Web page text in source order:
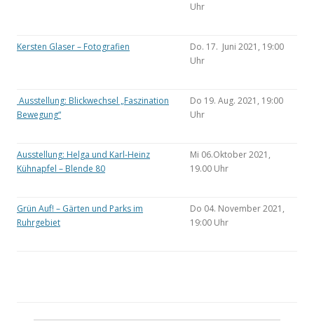
Uhr
Kersten Glaser – Fotografien
Do. 17. Juni 2021, 19:00
Uhr
Ausstellung: Blickwechsel „Faszination
Bewegung“
Do 19. Aug. 2021, 19:00
Uhr
Ausstellung: Helga und Karl-Heinz
Kühnapfel – Blende 80
Mi 06.Oktober 2021,
19.00 Uhr
Grün Auf! – Gärten und Parks im
Ruhrgebiet
Do 04. November 2021,
19:00 Uhr